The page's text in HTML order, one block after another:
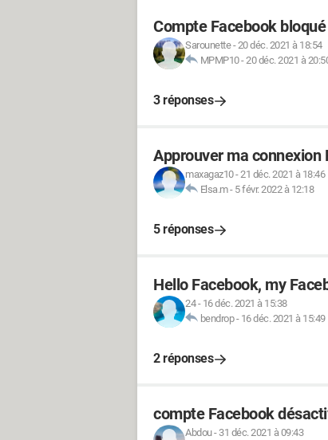
Compte Facebook
Sarounette-20 déc. 2021 à 18:54
MPMP10-20 déc. 2021 à
3 réponses
Approuver ma connexion
maxagaz10-21 déc. 2021 à 18:46
Elsa.m- 5 févr. 2022 à 12:18
5 réponses
Hello Facebook, my
24- 16 déc. 2021 à 15:38
bendrop- 16 déc. 2021 à 15:49
2 réponses
compte Facebook
Abdou- 31 déc. 2021 à 09:43